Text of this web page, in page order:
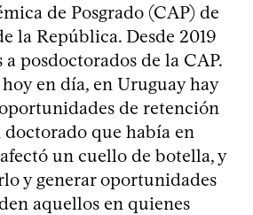
de Posgrado (CAP) de
la República. Desde 2019
posdoctorados de la CAP.
en día, en Uruguay hay
de retención
doctorado que había en
un cuello de botella, y
y generar oportunidades
aquellos en quienes